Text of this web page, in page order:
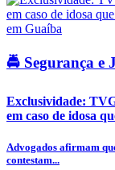
🚔 Segurança e
Exclusividade:
em caso de idosa
Advogados afirmam
contestam...